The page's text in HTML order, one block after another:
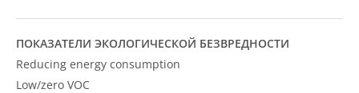
ПОКАЗАТЕЛИ ЭКОЛОГИЧЕСКОЙ БЕЗВРЕДНОСТИ
Reducing energy consumption
Low/zero VOC